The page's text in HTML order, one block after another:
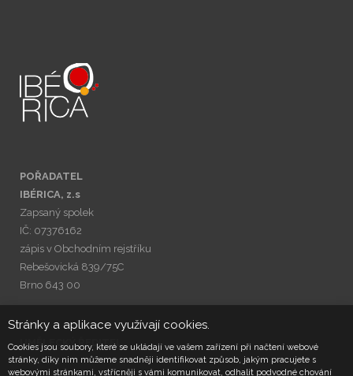
POŘADATEL
IBÉRICA, z.s
Zapsaný spolek
IČ: 07376162
zápis v Obchodním rejstříku
Rebešovická 839/75C
Brno 643 00
UMĚLECKÝ ŘEDITEL
Petr Vít
Stránky a aplikace využívají cookies.
Cookies jsou soubory, které se ukládají ve vašem zařízení při načtení webové
stránky, díky nim můžeme snadněji identifikovat způsob, jakým pracujete s
webovými stránkami, vstřícněji s vámi komunikovat, odhalit podvodné chování